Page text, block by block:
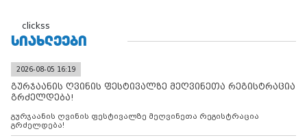
clickss
ᲡᲘᲐᲮᲚᲔᲔᲑᲘ
2026-08-05 16:19
გურჯაანის ღვინის ფესტივალზე მეღვინეთა რეგისტრაცია
გრძელდება!
გურჯაანის ღვინის ფესტივალზე მეღვინეთა რეგისტრაცია
გრძელდება!